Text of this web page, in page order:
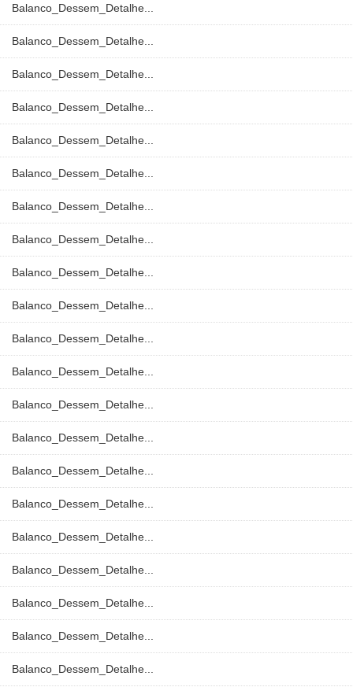
Balanco_Dessem_Detalhe...
Balanco_Dessem_Detalhe...
Balanco_Dessem_Detalhe...
Balanco_Dessem_Detalhe...
Balanco_Dessem_Detalhe...
Balanco_Dessem_Detalhe...
Balanco_Dessem_Detalhe...
Balanco_Dessem_Detalhe...
Balanco_Dessem_Detalhe...
Balanco_Dessem_Detalhe...
Balanco_Dessem_Detalhe...
Balanco_Dessem_Detalhe...
Balanco_Dessem_Detalhe...
Balanco_Dessem_Detalhe...
Balanco_Dessem_Detalhe...
Balanco_Dessem_Detalhe...
Balanco_Dessem_Detalhe...
Balanco_Dessem_Detalhe...
Balanco_Dessem_Detalhe...
Balanco_Dessem_Detalhe...
Balanco_Dessem_Detalhe...